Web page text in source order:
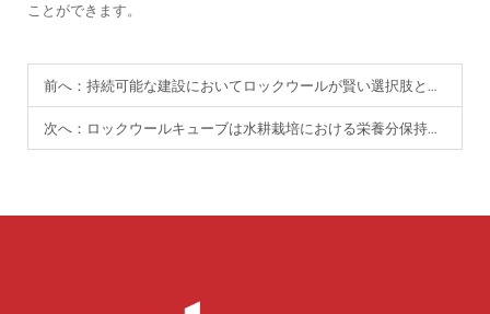
ことができます。
前へ： 持続可能な建設においてロックウールが賢い選択肢となる理由
次へ： ロックウールキューブは水耕栽培における栄養分保持性能を向上させますか？